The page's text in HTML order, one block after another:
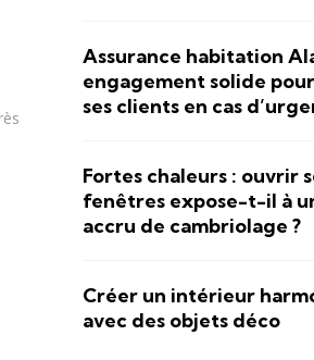
Assurance habitation
engagement solide
ses clients en cas
Fortes chaleurs : ouvrir
fenêtres expose-t-il à
accru de cambriolage ?
Créer un intérieur
avec des objets déco